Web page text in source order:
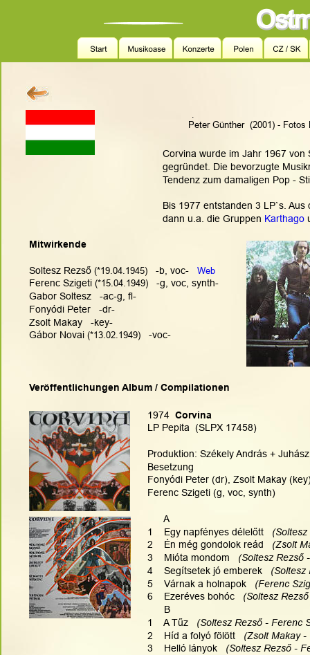
Peter Günther  (2001) -
.
Corvina wurde im Jahr 1967
gegründet. Die bevorzugte
Tendenz zum damaligen Pop -
Bis 1977 entstanden 3 LP`s.
dann u.a. die Gruppen Karthago
Mitwirkende
Soltesz Rezső (*19.04.1945)
   -b, voc-
Web
Ferenc Szigeti (*15.04.1949)
   -g, voc, synth-
Gabor Soltesz   -ac-g, fl-
Fonyódi Peter   -dr-
Zsolt Makay   -key-
Gábor Novai (*13.02.1949)
   -voc-
Veröffentlichungen Album / Compilationen
1974
  Corvina
LP Pepita  (SLPX 17458)
Produktion: Székely András +
Besetzung
Fonyódi Peter (dr), Zsolt Makay
Ferenc Szigeti (g, voc, synth)
      A
1    Egy napfényes délelőtt
2    Én még gondolok reád (Zsolt
3    Mióta mondom
(Soltesz Rezső
4    Segítsetek jó emberek (Soltesz
5    Várnak a holnapok
(Ferenc
6    Ezeréves bohóc
(Soltesz
      B
1    A Tűz
(Soltesz Rezső - Ferenc
2    Híd a folyó fölött
(Zsolt Makay
3    Helló lányok
(Soltesz Rezső -